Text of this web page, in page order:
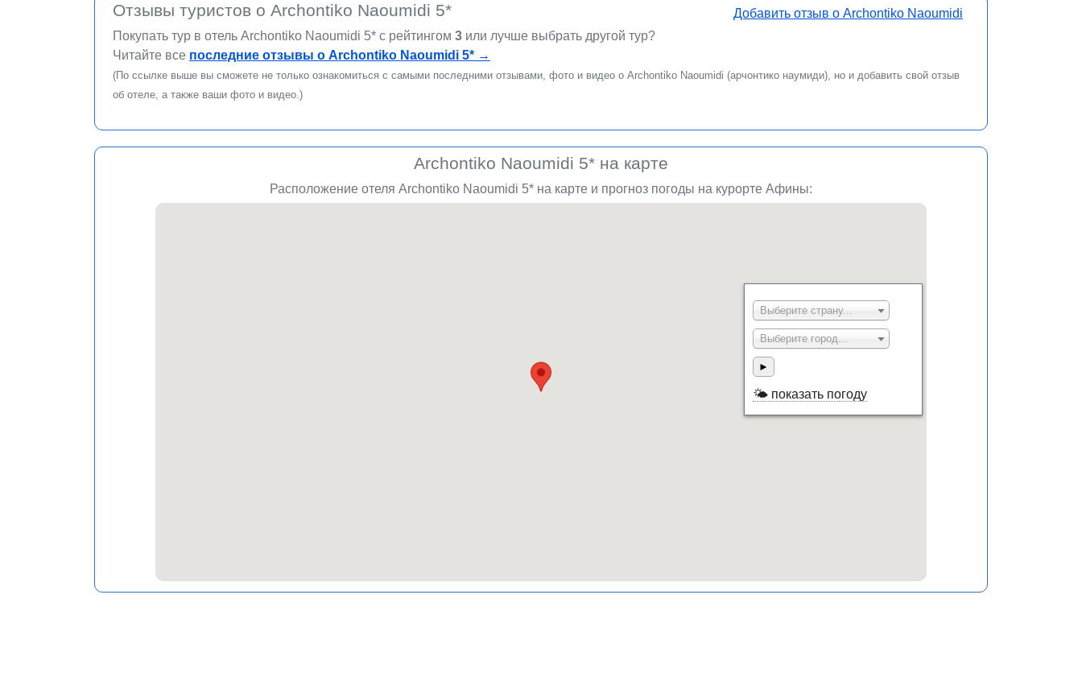
Добавить отзыв о Archontiko Naoumidi
Отзывы туристов о Archontiko Naoumidi 5*
Покупать тур в отель Archontiko Naoumidi 5* c рейтингом 3 или лучше выбрать другой тур?
Читайте все последние отзывы о Archontiko Naoumidi 5* →
(По ссылке выше вы сможете не только ознакомиться с самыми последними отзывами, фото и видео о Archontiko Naoumidi (арчонтико наумиди), но и добавить свой отзыв
об отеле, а также ваши фото и видео.)
Archontiko Naoumidi 5* на карте
Расположение отеля Archontiko Naoumidi 5* на карте и прогноз погоды на курорте Афины: